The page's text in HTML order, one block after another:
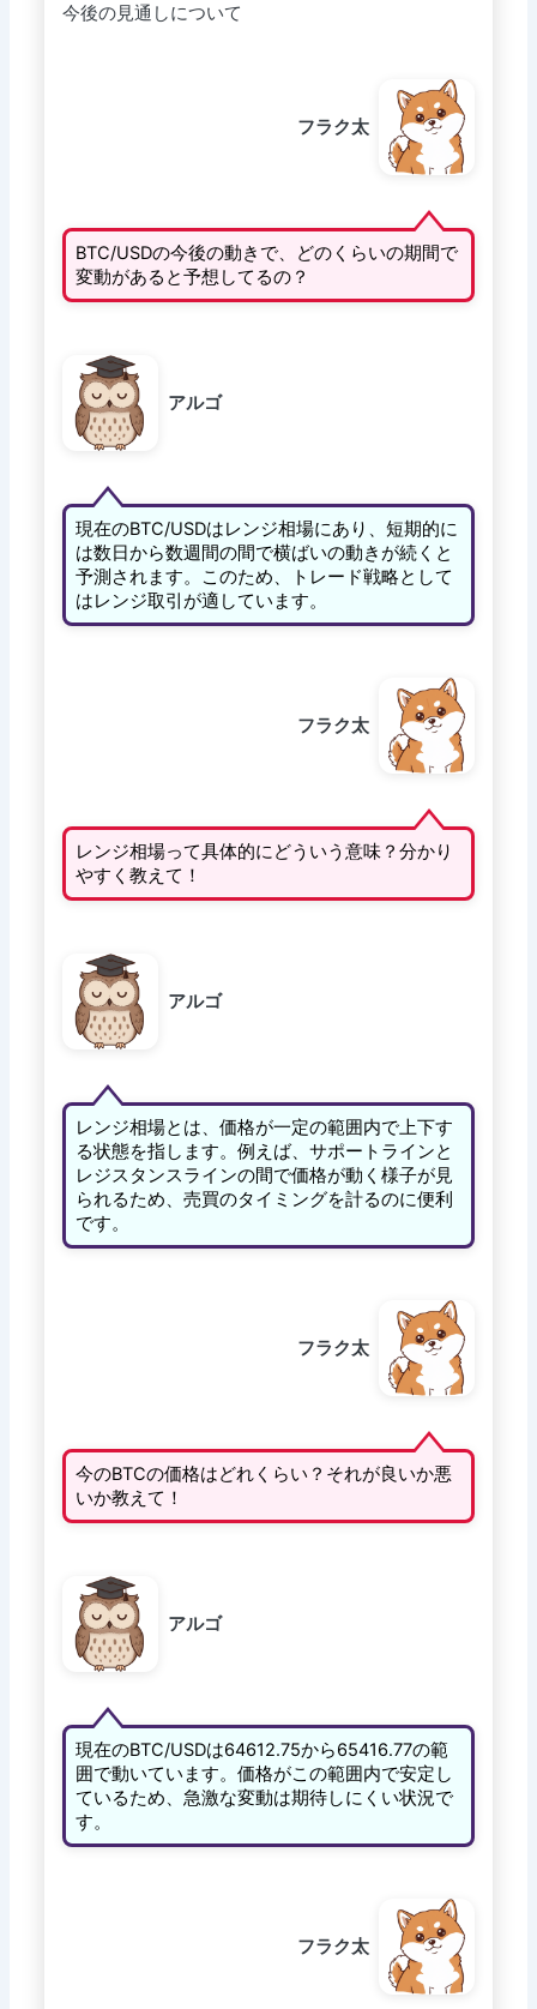
今後の見通しについて
フラク太
BTC/USDの今後の動きで、どのくらいの期間で
変動があると予想してるの？
アルゴ
現在のBTC/USDはレンジ相場にあり、短期的に
は数日から数週間の間で横ばいの動きが続くと
予測されます。このため、トレード戦略として
はレンジ取引が適しています。
フラク太
レンジ相場って具体的にどういう意味？分かり
やすく教えて！
アルゴ
レンジ相場とは、価格が一定の範囲内で上下す
る状態を指します。例えば、サポートラインと
レジスタンスラインの間で価格が動く様子が見
られるため、売買のタイミングを計るのに便利
です。
フラク太
今のBTCの価格はどれくらい？それが良いか悪
いか教えて！
アルゴ
現在のBTC/USDは64612.75から65416.77の範
囲で動いています。価格がこの範囲内で安定し
ているため、急激な変動は期待しにくい状況で
す。
フラク太